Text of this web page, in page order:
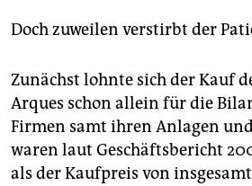
Doch zuweilen verstirbt der
Zunächst lohnte sich der Kauf
Arques schon allein für die
Firmen samt ihren Anlagen
waren laut Geschäftsbericht
als der Kaufpreis von